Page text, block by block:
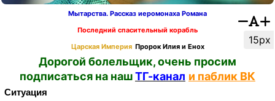
15px
Мытарства. Рассказ иеромонаха Романа
Последний спасительный корабль
Царская Империя Пророк Илия и Енох
Дорогой болельщик, очень просим
подписаться на нашТГ-канал и паблик ВК
Ситуация